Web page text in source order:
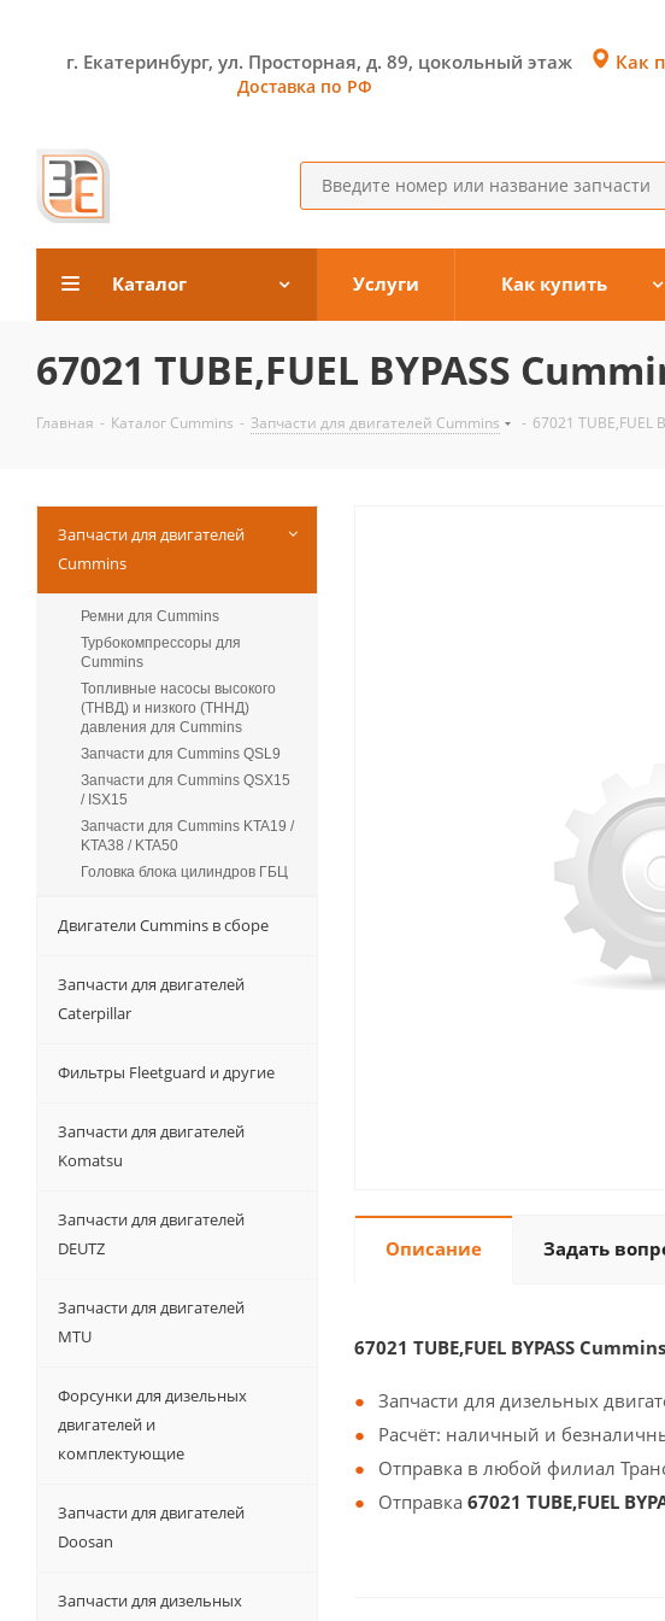
г. Екатеринбург, ул. Просторная, д. 89, цокольный этаж
Доставка по РФ
Как
Каталог Услуги Как купить
67021 TUBE,FUEL BYPASS
Главная - Каталог Cummins - Запчасти для двигателей Cummins - 67021 TUBE,FUEL
Описание Задать
67021 TUBE,FUEL BYPASS Cummins
Запчасти для дизельных
Расчёт: наличный и
Отправка в любой филиал
Отправка 67021 TUBE,FUEL
Запчасти для двигателей
Cummins
Ремни для Cummins
Турбокомпрессоры для
Сummins
Топливные насосы высокого
(ТНВД) и низкого (ТННД)
давления для Cummins
Запчасти для Cummins QSL9
Запчасти для Cummins QSX15
/ ISX15
Запчасти для Cummins KTA19 /
KTA38 / KTA50
Головка блока цилиндров ГБЦ
Двигатели Cummins в сборе
Запчасти для двигателей
Caterpillar
Фильтры Fleetguard и другие
Запчасти для двигателей
Komatsu
Запчасти для двигателей
DEUTZ
Запчасти для двигателей
MTU
Форсунки для дизельных
двигателей и
комплектующие
Запчасти для двигателей
Doosan
Запчасти для дизельных